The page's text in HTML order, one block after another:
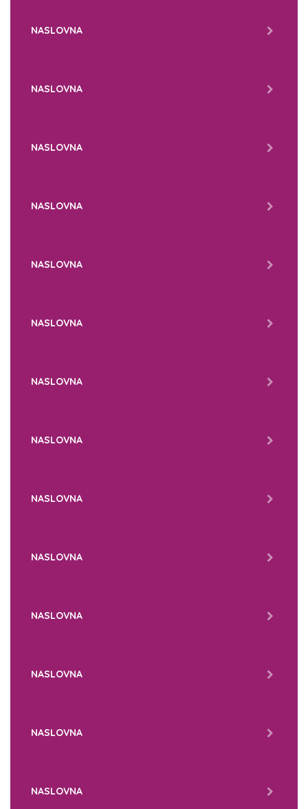
NASLOVNA
NASLOVNA
NASLOVNA
NASLOVNA
NASLOVNA
NASLOVNA
NASLOVNA
NASLOVNA
NASLOVNA
NASLOVNA
NASLOVNA
NASLOVNA
NASLOVNA
NASLOVNA